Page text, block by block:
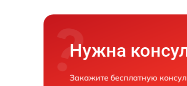
Нужна
Закажите бесплатную